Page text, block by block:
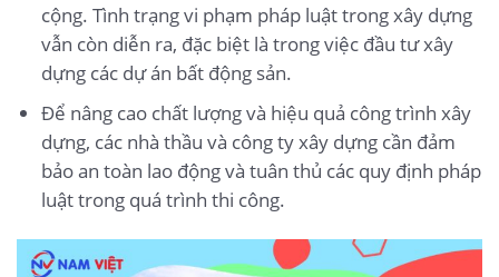
cộng. Tình trạng vi phạm pháp luật trong xây dựng
vẫn còn diễn ra, đặc biệt là trong việc đầu tư xây
dựng các dự án bất động sản.
Để nâng cao chất lượng và hiệu quả công trình xây
dựng, các nhà thầu và công ty xây dựng cần đảm
bảo an toàn lao động và tuân thủ các quy định pháp
luật trong quá trình thi công.